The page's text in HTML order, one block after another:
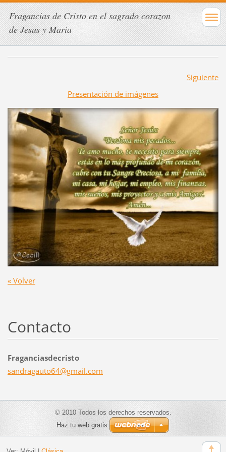
Fragancias de Cristo en el sagrado corazon
de Jesus y Maria
Siguiente
Presentación de imágenes
« Volver
Contacto
Fraganciasdecristo
sandragauto64@gmail.com
© 2010 Todos los derechos reservados.
Haz tu web gratis